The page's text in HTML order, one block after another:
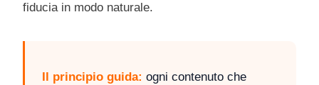
fiducia in modo naturale.
Il principio guida: ogni contenuto che